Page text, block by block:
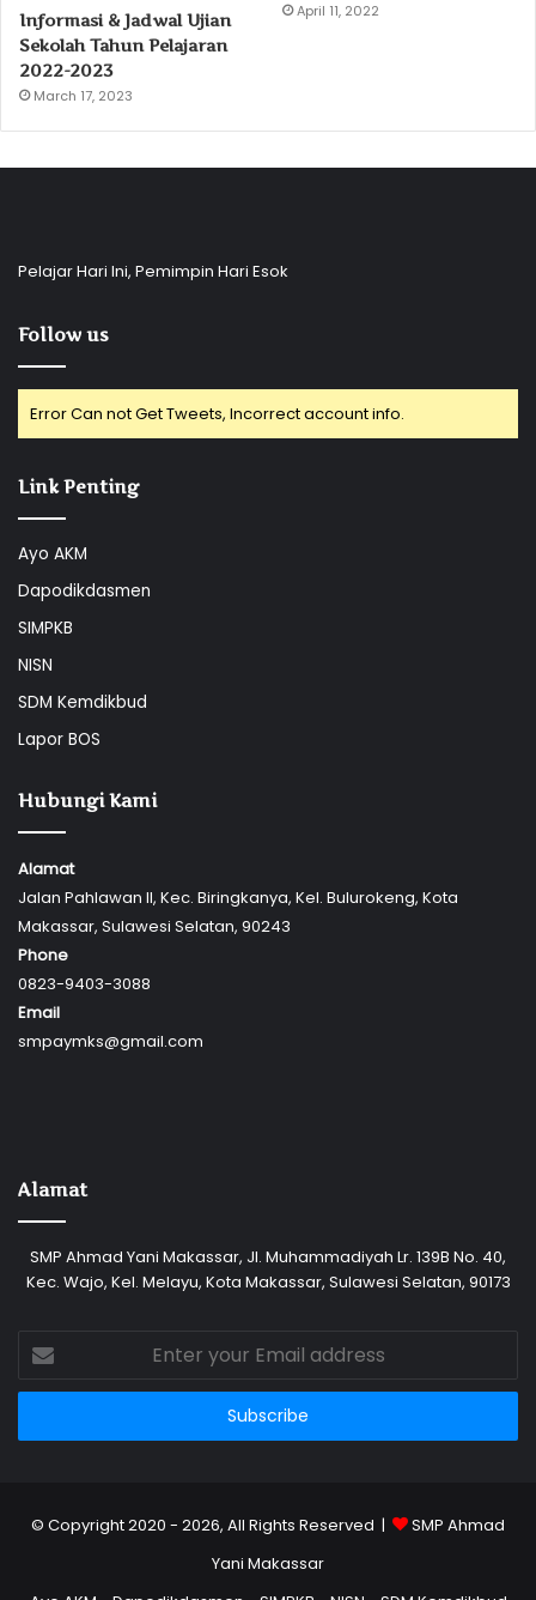
Informasi & Jadwal Ujian
Sekolah Tahun Pelajaran
2022-2023
March 17, 2023
April 11, 2022
Pelajar Hari Ini, Pemimpin Hari Esok
Follow us
Error Can not Get Tweets, Incorrect account info.
Link Penting
Ayo AKM
Dapodikdasmen
SIMPKB
NISN
SDM Kemdikbud
Lapor BOS
Hubungi Kami
Alamat
Jalan Pahlawan II, Kec. Biringkanya, Kel. Bulurokeng, Kota
Makassar, Sulawesi Selatan, 90243
Phone
0823-9403-3088
Email
smpaymks@gmail.com
Alamat
SMP Ahmad Yani Makassar, Jl. Muhammadiyah Lr. 139B No. 40,
Kec. Wajo, Kel. Melayu, Kota Makassar, Sulawesi Selatan, 90173
Enter
your
Email
© Copyright 2020 - 2026, All Rights Reserved |
SMP Ahmad
Yani Makassar